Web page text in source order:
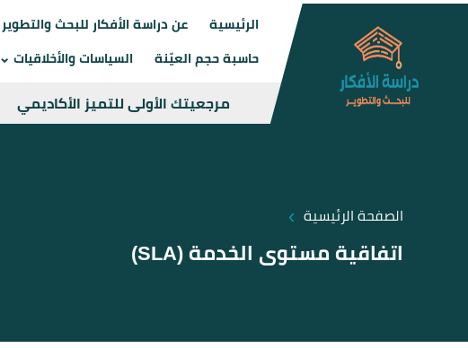
الرئيسية عن دراسة الأفكار للبحث والتطوير
حاسبة حجم العيّنة السياسات والأخلاقيات
مرجعيتك الأولى للتميز الأكاديمي
الصفحة الرئيسية
›
اتفاقية مستوى الخدمة (SLA)